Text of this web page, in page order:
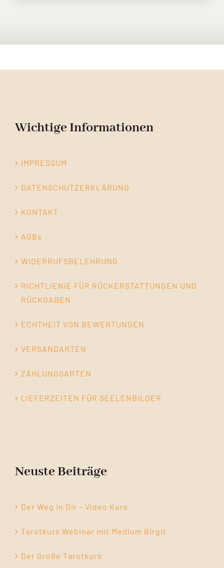
Wichtige Informationen
IMPRESSUM
DATENSCHUTZERKLÄRUNG
KONTAKT
AGBs
WIDERRUFSBELEHRUNG
RICHTLIENIE FÜR RÜCKERSTATTUNGEN UND
RÜCKGABEN
ECHTHEIT VON BEWERTUNGEN
VERSANDARTEN
ZAHLUNGSARTEN
LIEFERZEITEN FÜR SEELENBILDER
Neuste Beiträge
Der Weg in Dir – Video Kurs
Tarotkurs Webinar mit Medium Birgit
Der Große Tarotkurs